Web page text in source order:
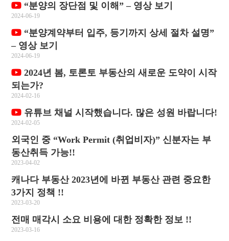
“분양의 장단점 및 이해” – 영상 보기
2024-06-19
“분양계약부터 입주, 등기까지 상세 절차 설명”
– 영상 보기
2024-06-19
2024년 봄, 토론토 부동산의 새로운 도약이 시작
되는가?
2024-02-16
유튜브 채널 시작했습니다. 많은 성원 바랍니다!
2024-02-05
외국인 중 “Work Permit (취업비자)” 신분자는 부
동산취득 가능!!
2023-04-02
캐나다 부동산 2023년에 바뀐 부동산 관련 중요한
3가지 정책 !!
2023-03-20
전매 매각시 소요 비용에 대한 정확한 정보 !!
2023-03-16